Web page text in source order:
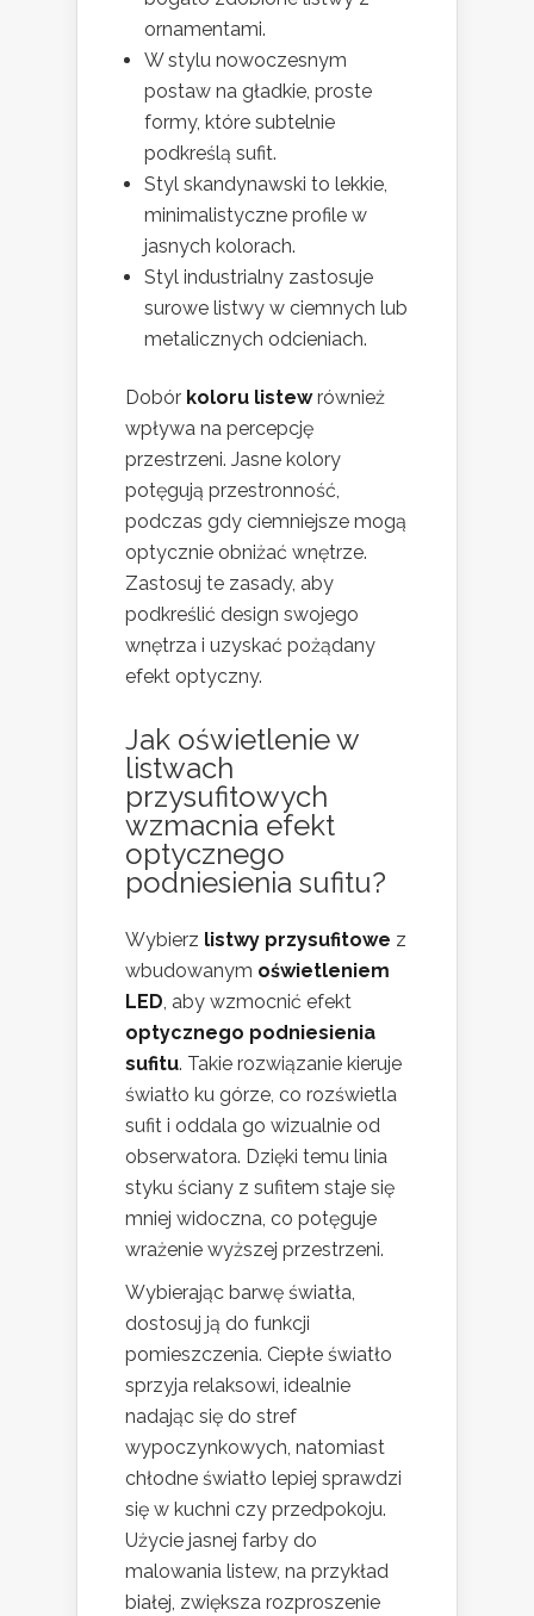
ornamentami.
W stylu nowoczesnym
postaw na gładkie, proste
formy, które subtelnie
podkreślą sufit.
Styl skandynawski to lekkie,
minimalistyczne profile w
jasnych kolorach.
Styl industrialny zastosuje
surowe listwy w ciemnych lub
metalicznych odcieniach.
Dobór koloru listewrównież
wpływa na percepcję
przestrzeni. Jasne kolory
potęgują przestronność,
podczas gdy ciemniejsze mogą
optycznie obniżać wnętrze.
Zastosuj te zasady, aby
podkreślić design swojego
wnętrza i uzyskać pożądany
efekt optyczny.
Jak oświetlenie w
listwach
przysufitowych
wzmacnia efekt
optycznego
podniesienia sufitu?
Wybierz listwy przysufitowe z
wbudowanym oświetleniem
LED, aby wzmocnić efekt
optycznego podniesienia
sufitu. Takie rozwiązanie kieruje
światło ku górze, co rozświetla
sufit i oddala go wizualnie od
obserwatora. Dzięki temu linia
styku ściany z sufitem staje się
mniej widoczna, co potęguje
wrażenie wyższej przestrzeni.
Wybierając barwę światła,
dostosuj ją do funkcji
pomieszczenia. Ciepłe światło
sprzyja relaksowi, idealnie
nadając się do stref
wypoczynkowych, natomiast
chłodne światło lepiej sprawdzi
się w kuchni czy przedpokoju.
Użycie jasnej farby do
malowania listew, na przykład
białej, zwiększa rozproszenie